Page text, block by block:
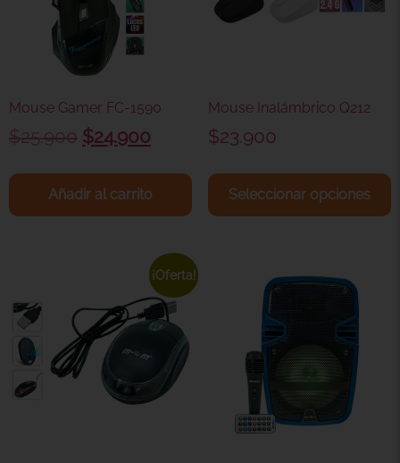
Mouse Gamer FC-1590
$25.900 $24.900
Añadir al carrito
Mouse Inalámbrico Q212
$23.900
Seleccionar opciones
¡Oferta!